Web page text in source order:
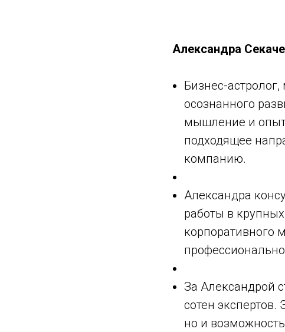
Александра
Бизнес-
осознанного
мышление и опыт
подходящее
компанию.
Александра
работы в
корпоративного
За Александрой
сотен
но и